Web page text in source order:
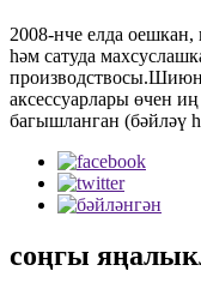
2008-нче елда оешкан,
һәм сатуда
производствосы.Шиюн
аксессуарлары өчен
багышланган (бәйләү
соңгы